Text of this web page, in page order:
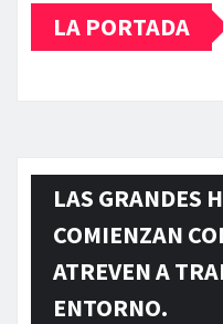
LA PORTADA
LAS GRANDES
COMIENZAN
ATREVEN A
ENTORNO.